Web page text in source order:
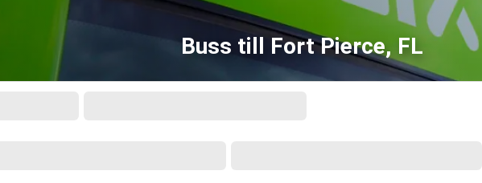
Buss till Fort Pierce, FL